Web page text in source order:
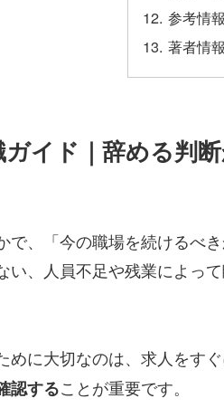
参考情
著者情報
イド｜辞める判
で、「今の職場を続けるべ
い、人員不足や残業によっ
めに大切なのは、求人をす
認することが重要です。